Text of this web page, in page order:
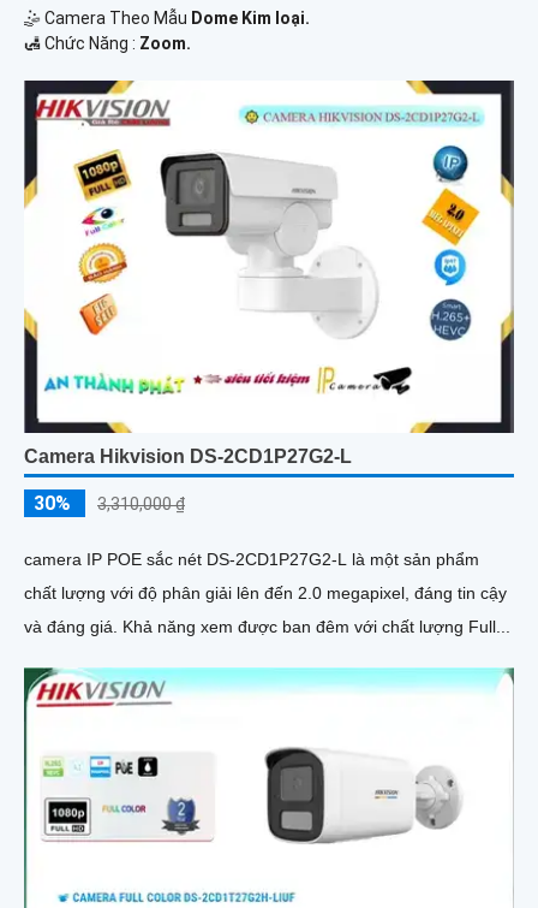
🤹 Camera Theo Mẫu Dome Kim loại.
️🛃 Chức Năng : Zoom.
Camera Hikvision DS-2CD1P27G2-L
30% 3,310,000 ₫
camera IP POE sắc nét DS-2CD1P27G2-L là một sản phẩm
chất lượng với độ phân giải lên đến 2.0 megapixel, đáng tin cậy
và đáng giá. Khả năng xem được ban đêm với chất lượng Full...